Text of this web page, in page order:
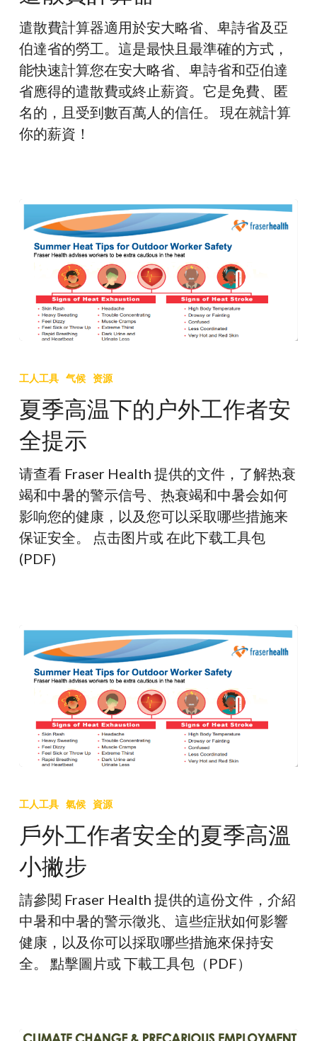
算
器
遣散費計算器適用於安大略省、卑詩省及亞
伯達省的勞工。這是最快且最準確的方式，
能快速計算您在安大略省、卑詩省和亞伯達
省應得的遣散費或終止薪資。它是免費、匿
名的，且受到數百萬人的信任。 現在就計算
你的薪資！
季
温
下
户
外
工
作
者
提
示
工人工具 气候 资源
夏季高温下的户外工作者安
全提示
请查看 Fraser Health 提供的文件，了解热衰
竭和中暑的警示信号、热衰竭和中暑会如何
影响您的健康，以及您可以采取哪些措施来
保证安全。 点击图片或 在此下载工具包
(PDF)
外
作
者
安
全
的
夏
季
小
工人工具 氣候 資源
戶外工作者安全的夏季高溫
小撇步
請參閱 Fraser Health 提供的這份文件，介紹
中暑和中暑的警示徵兆、這些症狀如何影響
健康，以及你可以採取哪些措施來保持安
全。 點擊圖片或 下載工具包（PDF）